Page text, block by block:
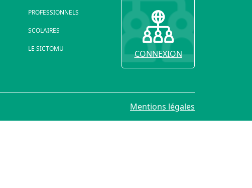
PROFESSIONNELS
SCOLAIRES
LE SICTOMU CONNEXION
Mentions légales